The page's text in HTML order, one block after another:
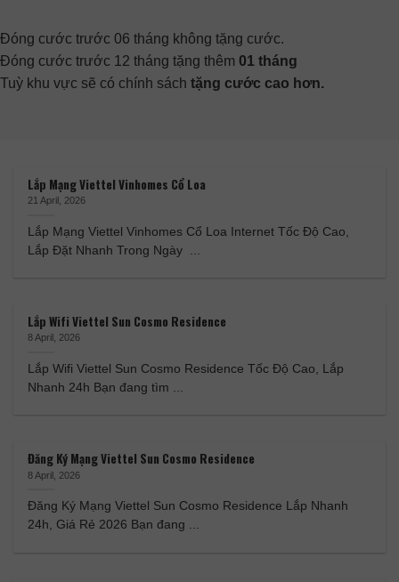
Đóng cước trước 06 tháng không tặng cước.
Đóng cước trước 12 tháng tặng thêm 01 tháng
Tuỳ khu vực sẽ có chính sách tặng cước cao hơn.
Lắp Mạng Viettel Vinhomes Cổ Loa
21 April, 2026
Lắp Mạng Viettel Vinhomes Cổ Loa Internet Tốc Độ Cao,
Lắp Đặt Nhanh Trong Ngày ...
Lắp Wifi Viettel Sun Cosmo Residence
8 April, 2026
Lắp Wifi Viettel Sun Cosmo Residence Tốc Độ Cao, Lắp
Nhanh 24h Bạn đang tìm ...
Đăng Ký Mạng Viettel Sun Cosmo Residence
8 April, 2026
Đăng Ký Mạng Viettel Sun Cosmo Residence Lắp Nhanh
24h, Giá Rẻ 2026 Bạn đang ...